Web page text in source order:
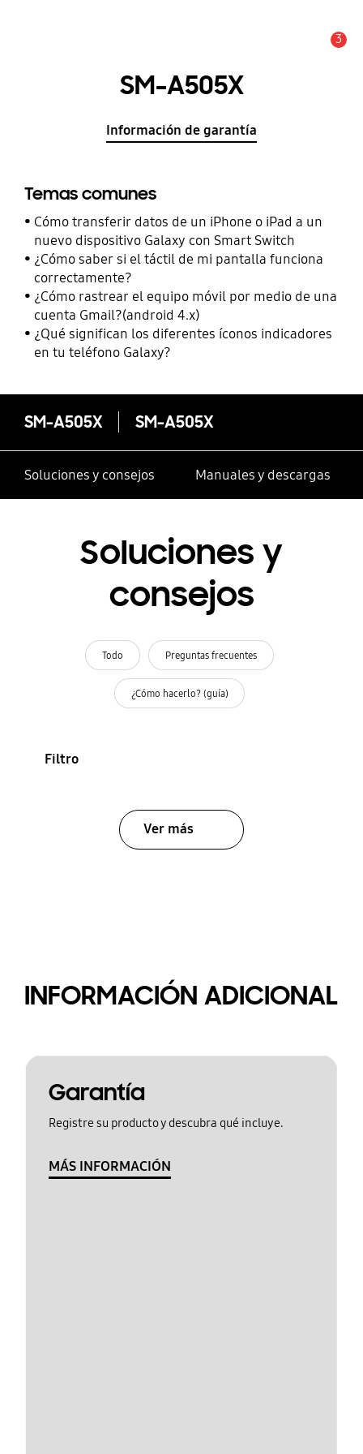
3
SM-A505X
Información de garantía
Temas comunes
Cómo transferir datos de un iPhone o iPad a un
nuevo dispositivo Galaxy con Smart Switch
¿Cómo saber si el táctil de mi pantalla funciona
correctamente?
¿Cómo rastrear el equipo móvil por medio de una
cuenta Gmail?(android 4.x)
¿Qué significan los diferentes íconos indicadores
en tu teléfono Galaxy?
SM-A505X SM-A505X
Soluciones y consejos Manuales y descargas
Soluciones y
consejos
Todo Preguntas frecuentes
¿Cómo hacerlo? (guía)
Filtro
Ver más
INFORMACIÓN ADICIONAL
Garantía
Registre su producto y descubra qué incluye.
MÁS INFORMACIÓN